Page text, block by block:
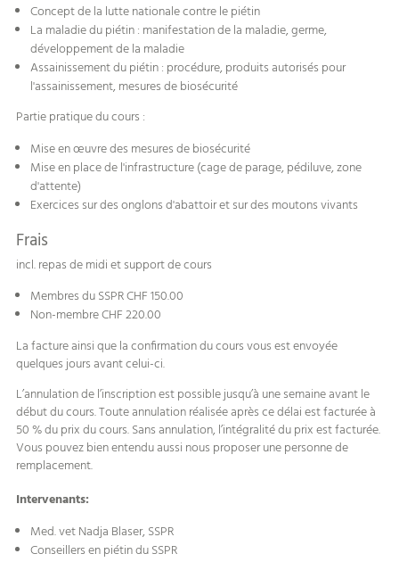
Concept de la lutte nationale contre le piétin
La maladie du piétin : manifestation de la maladie, germe,
développement de la maladie
Assainissement du piétin : procédure, produits autorisés pour
l'assainissement, mesures de biosécurité
Partie pratique du cours :
Mise en œuvre des mesures de biosécurité
Mise en place de l'infrastructure (cage de parage, pédiluve, zone
d'attente)
Exercices sur des onglons d'abattoir et sur des moutons vivants
Frais
incl. repas de midi et support de cours
Membres du SSPR CHF 150.00
Non-membre CHF 220.00
La facture ainsi que la confirmation du cours vous est envoyée
quelques jours avant celui-ci.
L’annulation de l’inscription est possible jusqu’à une semaine avant le
début du cours. Toute annulation réalisée après ce délai est facturée à
50 % du prix du cours. Sans annulation, l’intégralité du prix est facturée.
Vous pouvez bien entendu aussi nous proposer une personne de
remplacement.
Intervenants:
Med. vet Nadja Blaser, SSPR
Conseillers en piétin du SSPR